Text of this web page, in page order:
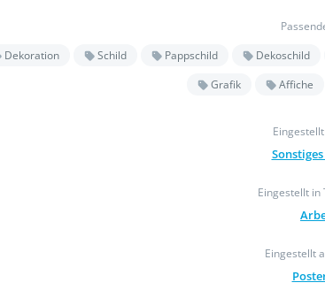
Dekoration Schild Pappschild Dekoschild
Grafik
Affiche
Eingestellt in
Eingestellt